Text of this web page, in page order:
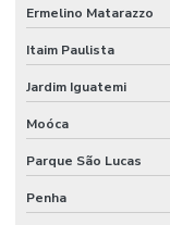
AUTOMAÇÃO
RESIDENCIAL
GOIÂNIA
AUTOMAÇÃO
RESIDENCIAL
LUZES
AUTOMAÇÃO
RESIDENCIAL
MACEIO
Ermelino Matarazzo
Itaim Paulista
Jardim Iguatemi
Moóca
Parque São Lucas
Penha